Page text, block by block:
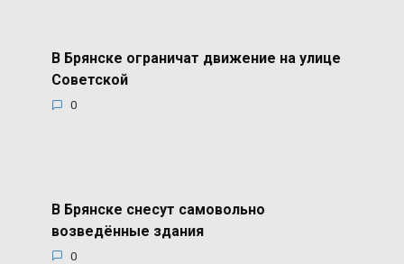
В Брянске ограничат движение на улице
Советской
0
В Брянске снесут самовольно
возведённые здания
0